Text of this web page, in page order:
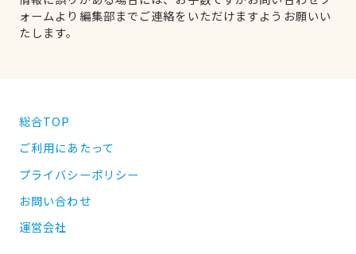
ォームより編集部までご連絡をいただけますようお願いい
たします。
総合TOP
ご利用にあたって
プライバシーポリシー
お問い合わせ
運営会社